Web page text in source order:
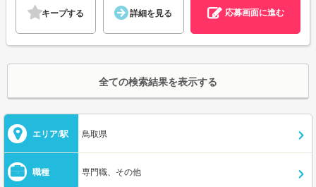
キープする 詳細を見る 応募画面に進む
全ての検索結果を表示する
エリア/駅 鳥取県
職種 専門職、その他